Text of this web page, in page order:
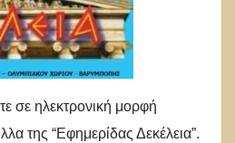
σε ηλεκτρονική μορφή
της “Εφημερίδας Δεκέλεια”.